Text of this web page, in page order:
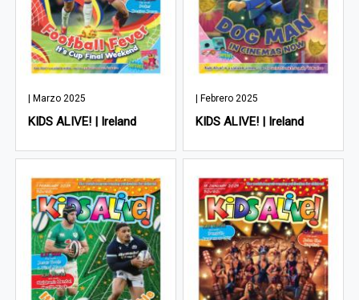
| Marzo 2025
KIDS ALIVE! | Ireland
| Febrero 2025
KIDS ALIVE! | Ireland